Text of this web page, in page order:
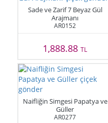
Sade ve Zarif 7 Beyaz Gül
Arajmanı
AR0152
1,888.88TL
Naifliğin Simgesi Papatya ve
Güller
AR0277